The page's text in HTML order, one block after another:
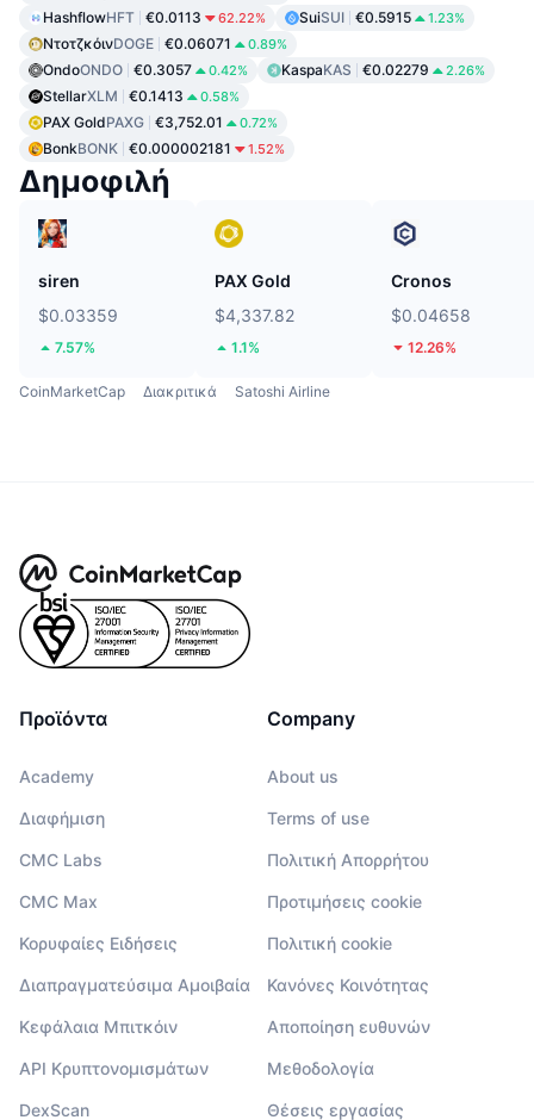
HashflowHFT €0.0113 62.22% SuiSUI €0.5915 1.23%
ΝτοτζκόινDOGE €0.06071 0.89%
OndoONDO €0.3057 0.42% KaspaKAS €0.02279 2.26%
StellarXLM €0.1413 0.58%
PAX GoldPAXG €3,752.01 0.72%
BonkBONK €0.000002181 1.52%
Δημοφιλή
siren
$0.03359
7.57%
PAX Gold
$4,337.82
1.1%
Cronos
$0.04658
12.26%
CoinMarketCap Διακριτικά Satoshi Airline
Προϊόντα
Academy
Διαφήμιση
CMC Labs
CMC Max
Κορυφαίες Ειδήσεις
Διαπραγματεύσιμα Αμοιβαία
Κεφάλαια Μπιτκόιν
API Κρυπτονομισμάτων
DexScan
Company
About us
Terms of use
Πολιτική Απορρήτου
Προτιμήσεις cookie
Πολιτική cookie
Κανόνες Κοινότητας
Αποποίηση ευθυνών
Μεθοδολογία
Θέσεις εργασίας